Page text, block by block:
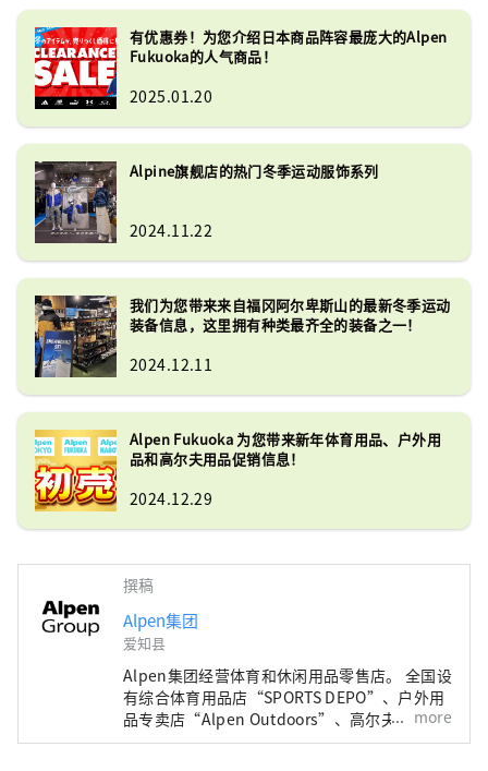
有三种类型的商店。
我们提供各种运动类别的产品，包括超
过 280 个户外品牌和超过 88 个高尔夫
品牌。我们还提供各种流行的日本品
Snow Peaks、Soto、Majesty 和
Honma。
有优惠券！为您介绍日本商品阵容最庞大的Alpen
Fukuoka的人气商品！
2025.01.20
Alpine旗舰店的热门冬季运动服饰系列
2024.11.22
我们为您带来来自福冈阿尔卑斯山的最新冬季运动
装备信息，这里拥有种类最齐全的装备之一！
2024.12.11
Alpen Fukuoka 为您带来新年体育用品、户外用
品和高尔夫用品促销信息！
2024.12.29
撰稿
Alpen集团
爱知县
Alpen集团经营体育和休闲用品零售店。 全国设
有综合体育用品店“SPORTS DEPO”、户外用
品专卖店“Alpen Outdoors”、高尔夫专卖店
“GOLF5”，销售知名运动品牌的体育用品。
more